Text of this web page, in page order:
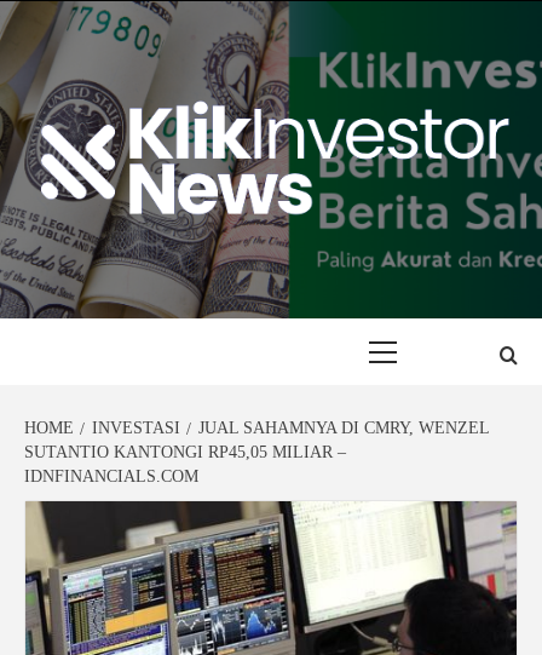
Skip
to
content
HOME INVESTASI
JUAL SAHAMNYA DI CMRY, WENZEL
SUTANTIO KANTONGI RP45,05 MILIAR –
IDNFINANCIALS.COM